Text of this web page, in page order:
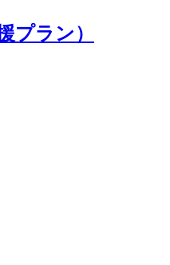
プラン）